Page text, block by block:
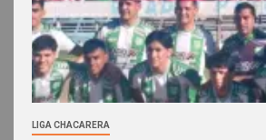
LIGA CHACARERA